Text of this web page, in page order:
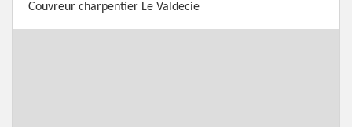
Couvreur charpentier Le Valdecie